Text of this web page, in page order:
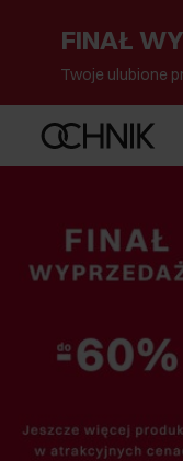
FINAŁ
Twoje ulubione